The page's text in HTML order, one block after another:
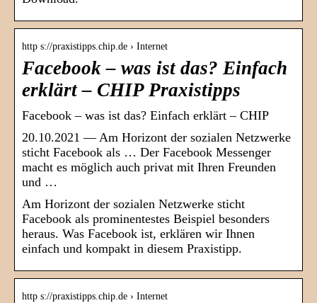
http s://praxistipps.chip.de › Internet
Facebook – was ist das? Einfach
erklärt – CHIP Praxistipps
Facebook – was ist das? Einfach erklärt – CHIP
20.10.2021 — Am Horizont der sozialen Netzwerke
sticht Facebook als … Der Facebook Messenger
macht es möglich auch privat mit Ihren Freunden
und …
Am Horizont der sozialen Netzwerke sticht
Facebook als prominentestes Beispiel besonders
heraus. Was Facebook ist, erklären wir Ihnen
einfach und kompakt in diesem Praxistipp.
http s://praxistipps.chip.de › Internet